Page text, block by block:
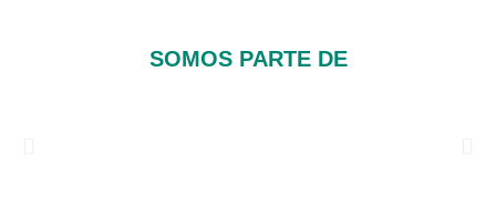
SOMOS PARTE DE